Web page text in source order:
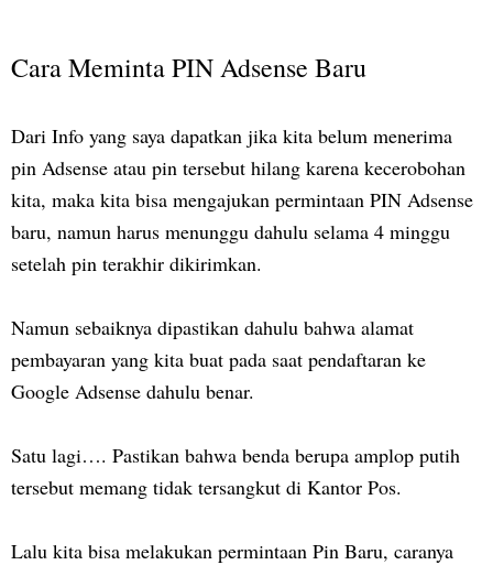
Cara Meminta PIN Adsense Baru
Dari Info yang saya dapatkan jika kita belum menerima
pin Adsense atau pin tersebut hilang karena kecerobohan
kita, maka kita bisa mengajukan permintaan PIN Adsense
baru, namun harus menunggu dahulu selama 4 minggu
setelah pin terakhir dikirimkan.
Namun sebaiknya dipastikan dahulu bahwa alamat
pembayaran yang kita buat pada saat pendaftaran ke
Google Adsense dahulu benar.
Satu lagi…. Pastikan bahwa benda berupa amplop putih
tersebut memang tidak tersangkut di Kantor Pos.
Lalu kita bisa melakukan permintaan Pin Baru, caranya